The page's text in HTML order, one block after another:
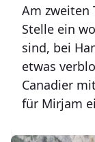
Am zweiten
Stelle ein
sind, bei
etwas
Canadier
für Mirjam